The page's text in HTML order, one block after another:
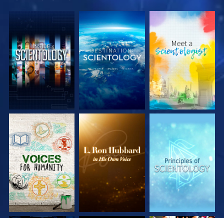
SERIE
ENTDECKEN
SERIE
ENTDECKEN
SERIE
ENTDECKEN